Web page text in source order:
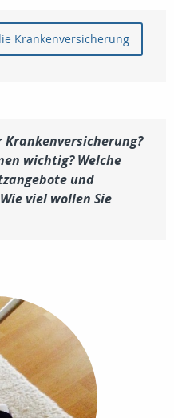
Krankenversicherung
Krankenversicherung?
wichtig? Welche
und
viel wollen Sie